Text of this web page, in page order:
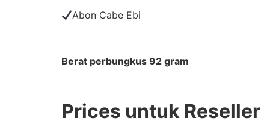
Abon Cabe Ebi
Berat perbungkus 92 gram
Prices untuk Reseller